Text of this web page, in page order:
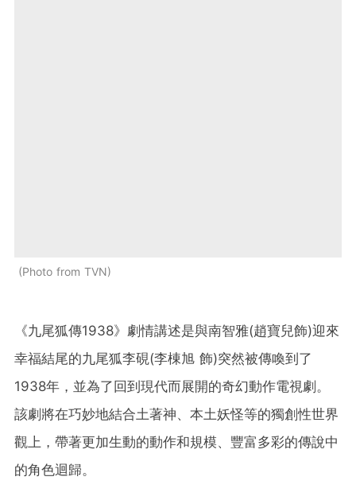
Photo from TVN
《九尾狐傳1938》劇情講述是與南智雅(趙寶兒飾)迎來
幸福結尾的九尾狐李硯(李棟旭 飾)突然被傳喚到了
1938年，並為了回到現代而展開的奇幻動作電視劇。
該劇將在巧妙地結合土著神、本土妖怪等的獨創性世界
觀上，帶著更加生動的動作和規模、豐富多彩的傳說中
的角色迴歸。